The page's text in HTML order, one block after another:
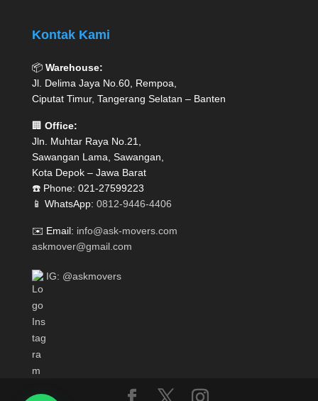
Kontak Kami
📦 Warehouse:
Jl. Delima Jaya No.60, Rempoa,
Ciputat Timur, Tangerang Selatan – Banten
🏢 Office:
Jln. Muhtar Raya No.21,
Sawangan Lama, Sawangan,
Kota Depok – Jawa Barat
☎️ Phone: 021-27599223
📱 WhatsApp: 0812-9446-4406
✉️ Email: info@ask-movers.com
askmover@gmail.com
IG: @askmovers